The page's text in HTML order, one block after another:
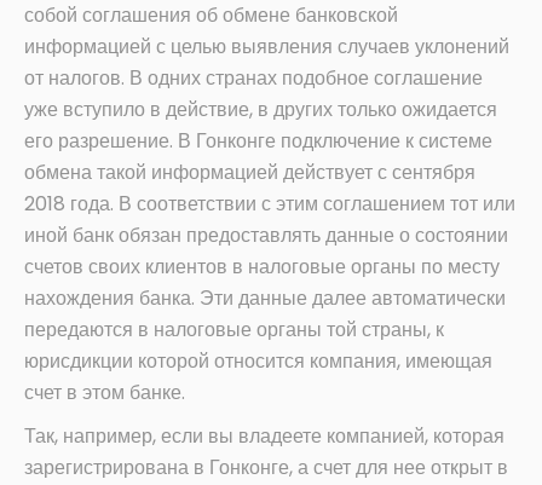
собой соглашения об обмене банковской
информацией с целью выявления случаев уклонений
от налогов. В одних странах подобное соглашение
уже вступило в действие, в других только ожидается
его разрешение. В Гонконге подключение к системе
обмена такой информацией действует с сентября
2018 года. В соответствии с этим соглашением тот или
иной банк обязан предоставлять данные о состоянии
счетов своих клиентов в налоговые органы по месту
нахождения банка. Эти данные далее автоматически
передаются в налоговые органы той страны, к
юрисдикции которой относится компания, имеющая
счет в этом банке.
Так, например, если вы владеете компанией, которая
зарегистрирована в Гонконге, а счет для нее открыт в